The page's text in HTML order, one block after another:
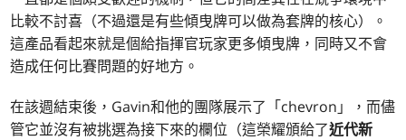
比較不討喜（不過還是有些傾曳牌可以做為套牌的核心）。
這產品看起來就是個給指揮官玩家更多傾曳牌，同時又不會
造成任何比賽問題的好地方。
在該週結束後，Gavin和他的團隊展示了「chevron」，而儘
管它並沒有被挑選為接下來的欄位（這榮耀頒給了近代新